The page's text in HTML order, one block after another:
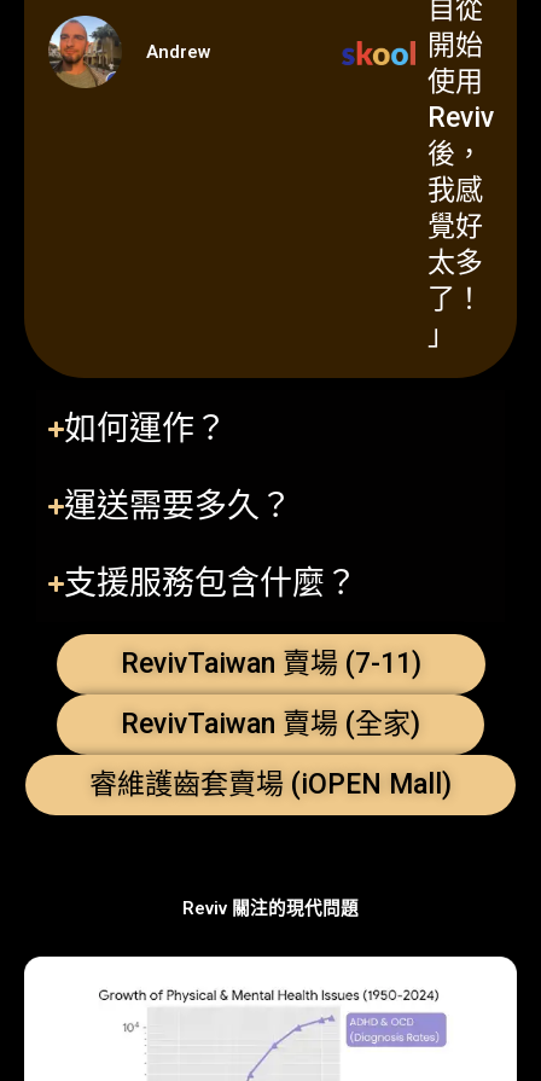
Andrew
自從
開始
使用
Reviv
後，
我感
覺好
太多
了！
」
如何運作？
運送需要多久？
支援服務包含什麼？
RevivTaiwan 賣場 (7-11)
RevivTaiwan 賣場 (全家)
睿維護齒套賣場 (iOPEN Mall)
Reviv 關注的現代問題​